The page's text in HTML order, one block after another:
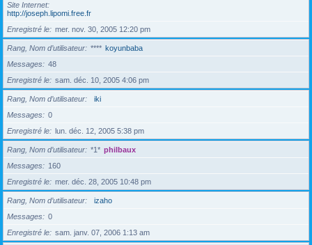
Site Internet
http://joseph.lipomi.free.fr
Enregistré le
mer. nov. 30, 2005 12:20 pm
Rang, Nom d’utilisateur **** koyunbaba
Messages
48
Enregistré le
sam. déc. 10, 2005 4:06 pm
Rang, Nom d’utilisateur
iki
Messages
0
Enregistré le
lun. déc. 12, 2005 5:38 pm
Rang, Nom d’utilisateur *1* philbaux
Messages
160
Enregistré le
mer. déc. 28, 2005 10:48 pm
Rang, Nom d’utilisateur
izaho
Messages
0
Enregistré le
sam. janv. 07, 2006 1:13 am